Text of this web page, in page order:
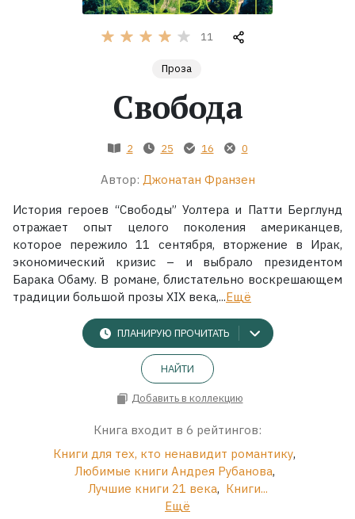
Экранизации
11
Проза
Свобода
2 25 16 0
Автор: Джонатан Франзен
История героев “Свободы” Уолтера и Патти Берглунд
отражает опыт целого поколения американцев,
которое пережило 11 сентября, вторжение в Ирак,
экономический кризис – и выбрало президентом
Барака Обаму. В романе, блистательно воскрешающем
традиции большой прозы XIX века,...Ещё
ПЛАНИРУЮ ПРОЧИТАТЬ
НАЙТИ
Добавить в коллекцию
Книга входит в 6 рейтингов:
Книги для тех, кто ненавидит романтику,
Любимые книги Андрея Рубанова,
Лучшие книги 21 века, Книги...
Ещё